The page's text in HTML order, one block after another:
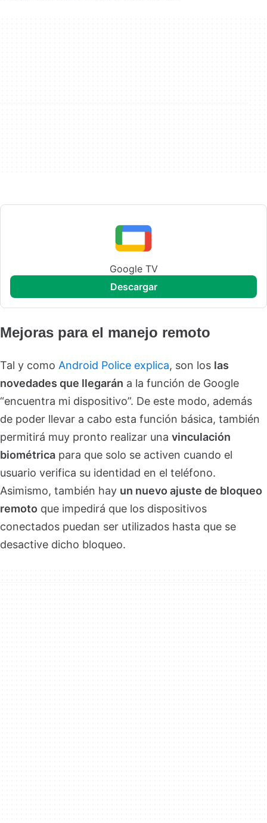
Google TV
descargar
Mejoras para el manejo remoto
Tal y como Android Police explica, son los las
novedades que llegarán a la función de Google
“encuentra mi dispositivo”. De este modo, además
de poder llevar a cabo esta función básica, también
permitirá muy pronto realizar una vinculación
biométrica para que solo se activen cuando el
usuario verifica su identidad en el teléfono.
Asimismo, también hay un nuevo ajuste de bloqueo
remoto que impedirá que los dispositivos
conectados puedan ser utilizados hasta que se
desactive dicho bloqueo.